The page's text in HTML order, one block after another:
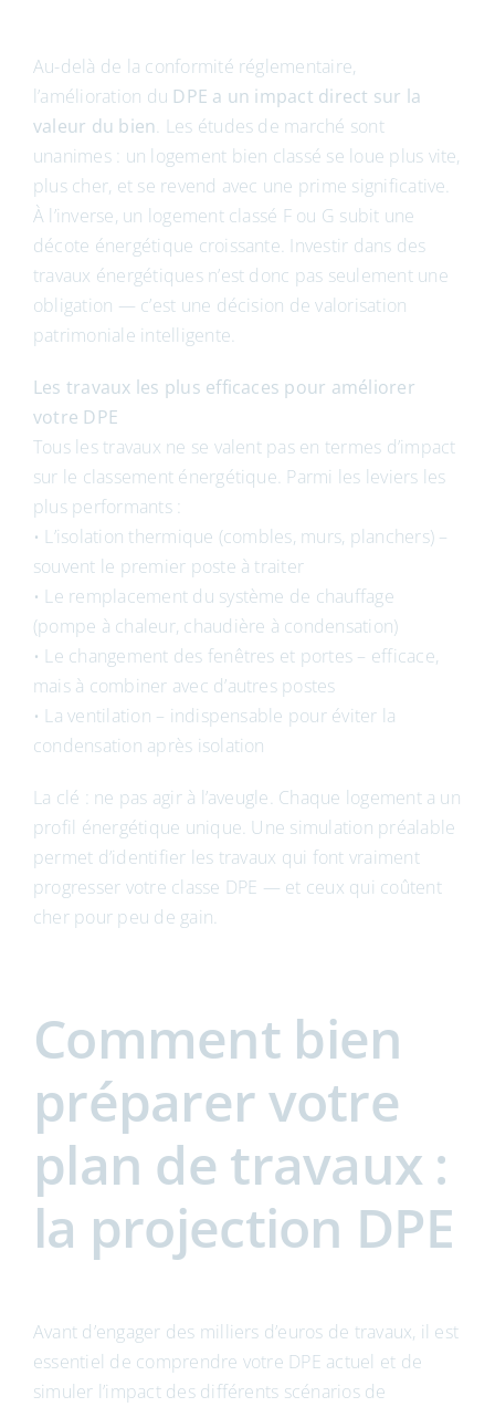
Au-delà de la conformité réglementaire,
l’amélioration du DPE a un impact direct sur la
valeur du bien. Les études de marché sont
unanimes : un logement bien classé se loue plus vite,
plus cher, et se revend avec une prime significative.
À l’inverse, un logement classé F ou G subit une
décote énergétique croissante. Investir dans des
travaux énergétiques n’est donc pas seulement une
obligation — c’est une décision de valorisation
patrimoniale intelligente.
Les travaux les plus efficaces pour améliorer
votre DPE
Tous les travaux ne se valent pas en termes d’impact
sur le classement énergétique. Parmi les leviers les
plus performants :
• L’isolation thermique (combles, murs, planchers) –
souvent le premier poste à traiter
• Le remplacement du système de chauffage
(pompe à chaleur, chaudière à condensation)
• Le changement des fenêtres et portes – efficace,
mais à combiner avec d’autres postes
• La ventilation – indispensable pour éviter la
condensation après isolation
La clé : ne pas agir à l’aveugle. Chaque logement a un
profil énergétique unique. Une simulation préalable
permet d’identifier les travaux qui font vraiment
progresser votre classe DPE — et ceux qui coûtent
cher pour peu de gain.
Comment bien
préparer votre
plan de travaux :
la projection DPE
Avant d’engager des milliers d’euros de travaux, il est
essentiel de comprendre votre DPE actuel et de
simuler l’impact des différents scénarios de